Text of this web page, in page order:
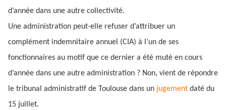
d’année dans une autre collectivité.
Une administration peut-elle refuser d’attribuer un
complément indemnitaire annuel (CIA) à l’un de ses
fonctionnaires au motif que ce dernier a été muté en cours
d’année dans une autre administration ? Non, vient de répondre
le tribunal administratif de Toulouse dans un jugement daté du
15 juillet.